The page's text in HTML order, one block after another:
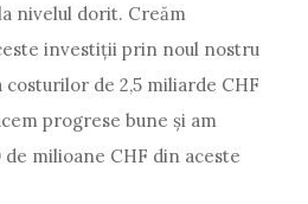
nivelul dorit. Creăm
investiții prin noul nostru
de 2,5 miliarde CHF
progrese bune și am
milioane CHF din aceste